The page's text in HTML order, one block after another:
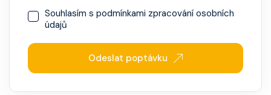
Souhlasím s podmínkami zpracování osobních
údajů
Odeslat poptávku